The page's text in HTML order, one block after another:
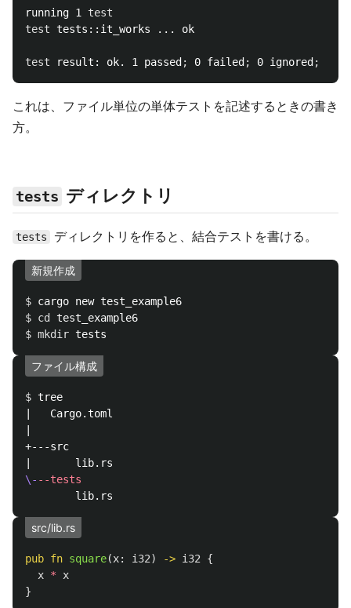
running 1 test
test tests::it_works ... ok
test result: ok. 1 passed ; 0 failed ; 0 ignored ;
これは、ファイル単位の単体テストを記述するときの書き
方。
tests ディレクトリ
tests ディレクトリを作ると、結合テストを書ける。
新規作成
$
$ cd
$ mkdir
ファイル構成
$ tree
|   Cargo.toml
+---src
\- --tests
src/lib.rs
pub fn square(x: i32) -> i32
{
x *
x
}